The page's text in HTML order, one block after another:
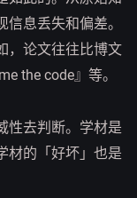
息丢失和偏差。
，论文往往比博文
the code』等。
性去判断。学材是
材的「好坏」也是